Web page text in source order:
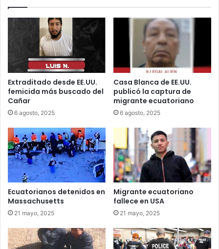
Extraditado desde EE.UU.
femicida más buscado del
Cañar
6 agosto, 2025
Casa Blanca de EE.UU.
publicó la captura de
migrante ecuatoriano
6 agosto, 2025
Ecuatorianos detenidos en
Massachusetts
21 mayo, 2025
Migrante ecuatoriano
fallece en USA
21 mayo, 2025